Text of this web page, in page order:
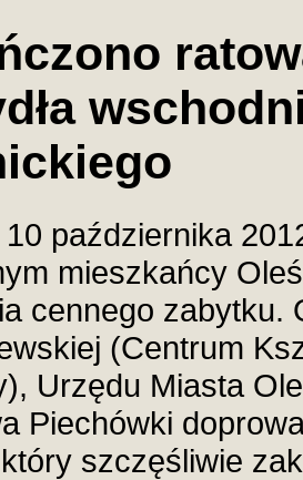
października
mieszkańcy
cennego zabytku.
(Centrum
Urzędu Miasta
Piechówki
szczęśliwie